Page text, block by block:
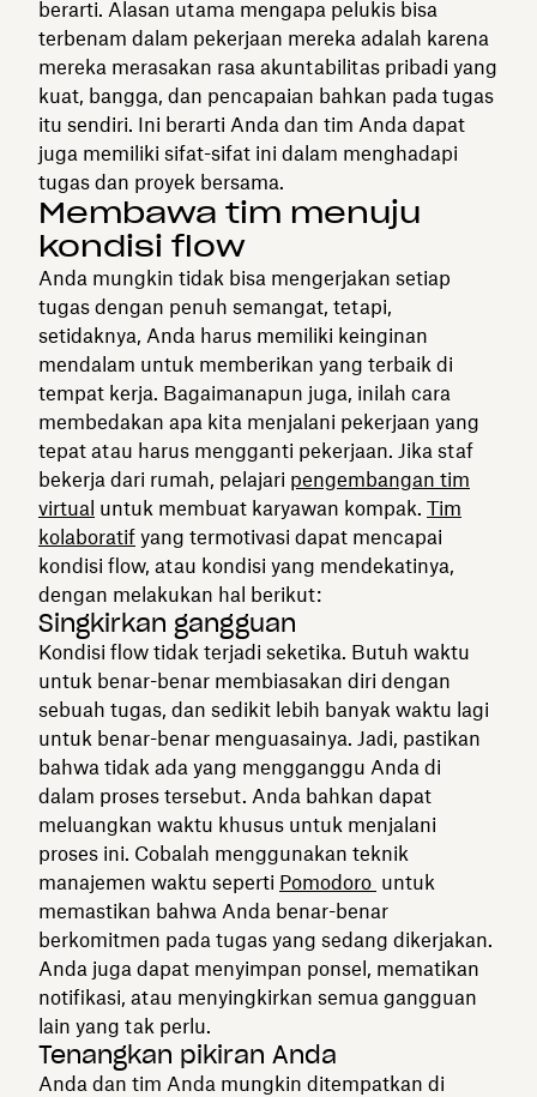
berarti. Alasan utama mengapa pelukis bisa
terbenam dalam pekerjaan mereka adalah karena
mereka merasakan rasa akuntabilitas pribadi yang
kuat, bangga, dan pencapaian bahkan pada tugas
itu sendiri. Ini berarti Anda dan tim Anda dapat
juga memiliki sifat-sifat ini dalam menghadapi
tugas dan proyek bersama.
Membawa tim menuju
kondisi flow
Anda mungkin tidak bisa mengerjakan setiap
tugas dengan penuh semangat, tetapi,
setidaknya, Anda harus memiliki keinginan
mendalam untuk memberikan yang terbaik di
tempat kerja. Bagaimanapun juga, inilah cara
membedakan apa kita menjalani pekerjaan yang
tepat atau harus mengganti pekerjaan. Jika staf
bekerja dari rumah, pelajari pengembangan tim
virtual untuk membuat karyawan kompak. Tim
kolaboratif yang termotivasi dapat mencapai
kondisi flow, atau kondisi yang mendekatinya,
dengan melakukan hal berikut:
Singkirkan gangguan
Kondisi flow tidak terjadi seketika. Butuh waktu
untuk benar-benar membiasakan diri dengan
sebuah tugas, dan sedikit lebih banyak waktu lagi
untuk benar-benar menguasainya. Jadi, pastikan
bahwa tidak ada yang mengganggu Anda di
dalam proses tersebut. Anda bahkan dapat
meluangkan waktu khusus untuk menjalani
proses ini. Cobalah menggunakan teknik
manajemen waktu seperti Pomodoro untuk
memastikan bahwa Anda benar-benar
berkomitmen pada tugas yang sedang dikerjakan.
Anda juga dapat menyimpan ponsel, mematikan
notifikasi, atau menyingkirkan semua gangguan
lain yang tak perlu.
Tenangkan pikiran Anda
Anda dan tim Anda mungkin ditempatkan di